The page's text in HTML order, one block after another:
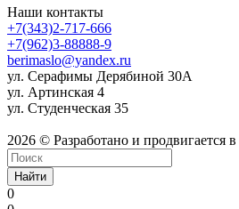
Наши контакты
+7(343)2-717-666
+7(962)3-88888-9
berimaslo@yandex.ru
ул. Серафимы Дерябиной 30А
ул. Артинская 4
ул. Студенческая 35
2026 © Разработано и продвигается в
Найти
0